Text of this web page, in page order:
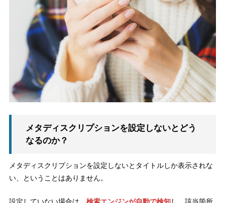
メタディスクリプションを設定しないとどう
なるのか？
メタディスクリプションを設定しないとタイトルしか表示されな
い、ということはありません。